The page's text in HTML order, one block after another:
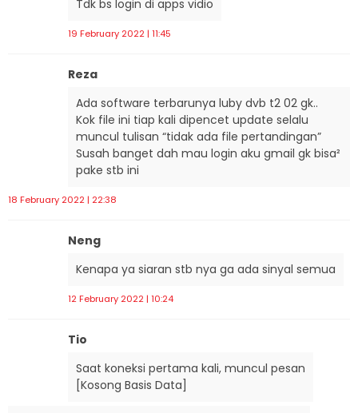
Tdk bs login di apps vidio
19 February 2022 | 11:45
Reza
Ada software terbarunya luby dvb t2 02 gk..
Kok file ini tiap kali dipencet update selalu
muncul tulisan “tidak ada file pertandingan”
Susah banget dah mau login aku gmail gk bisa²
pake stb ini
18 February 2022 | 22:38
Neng
Kenapa ya siaran stb nya ga ada sinyal semua
12 February 2022 | 10:24
Tio
Saat koneksi pertama kali, muncul pesan
[Kosong Basis Data]